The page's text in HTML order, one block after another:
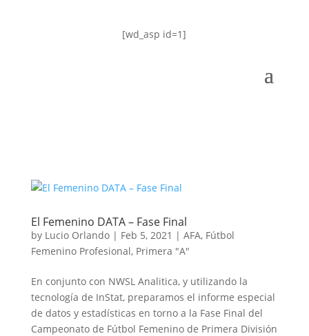
[wd_asp id=1]
El Femenino DATA – Fase Final
by Lucio Orlando| Feb 5, 2021 | AFA, Fútbol
Femenino Profesional, Primera "A"
En conjunto con NWSL Analitica, y utilizando la
tecnología de InStat, preparamos el informe especial
de datos y estadísticas en torno a la Fase Final del
Campeonato de Fútbol Femenino de Primera División